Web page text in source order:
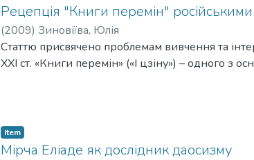
Рецепція "Книги перемін"
(2009) Зиновіїва, Юлія
Статтю присвячено проблемам вивчення та
ХХІ ст. «Книги перемін» («І цзіну») – одного з
Item
Мірча Еліаде як дослідник даосизму